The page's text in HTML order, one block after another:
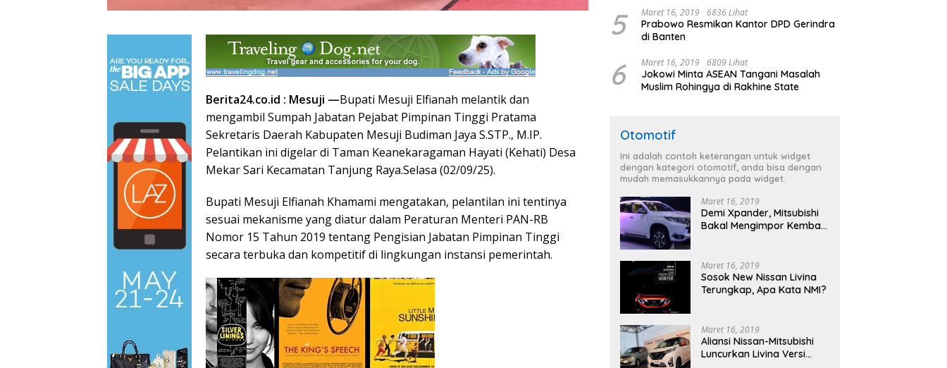
Berita24.co.id : Mesuji —Bupati Mesuji Elfianah melantik dan
mengambil Sumpah Jabatan Pejabat Pimpinan Tinggi Pratama
Sekretaris Daerah Kabupaten Mesuji Budiman Jaya S.STP., M.IP.
Pelantikan ini digelar di Taman Keanekaragaman Hayati (Kehati) Desa
Mekar Sari Kecamatan Tanjung Raya.Selasa (02/09/25).
Bupati Mesuji Elfianah Khamami mengatakan, pelantilan ini tentinya
sesuai mekanisme yang diatur dalam Peraturan Menteri PAN-RB
Nomor 15 Tahun 2019 tentang Pengisian Jabatan Pimpinan Tinggi
secara terbuka dan kompetitif di lingkungan instansi pemerintah.
5 Maret 16, 2019 6836 Lihat
Prabowo Resmikan Kantor DPD Gerindra
di Banten
6 Maret 16, 2019 6809 Lihat
Jokowi Minta ASEAN Tangani Masalah
Muslim Rohingya di Rakhine State
Otomotif
Ini adalah contoh keterangan untuk widget
dengan kategori otomotif, anda bisa dengan
mudah memasukkannya pada widget.
Maret 16, 2019
Demi Xpander, Mitsubishi
Bakal Mengimpor Kembali
Maret 16, 2019
Sosok New Nissan Livina
Terungkap, Apa Kata NMI?
Maret 16, 2019
Aliansi Nissan-Mitsubishi
Luncurkan Livina Versi